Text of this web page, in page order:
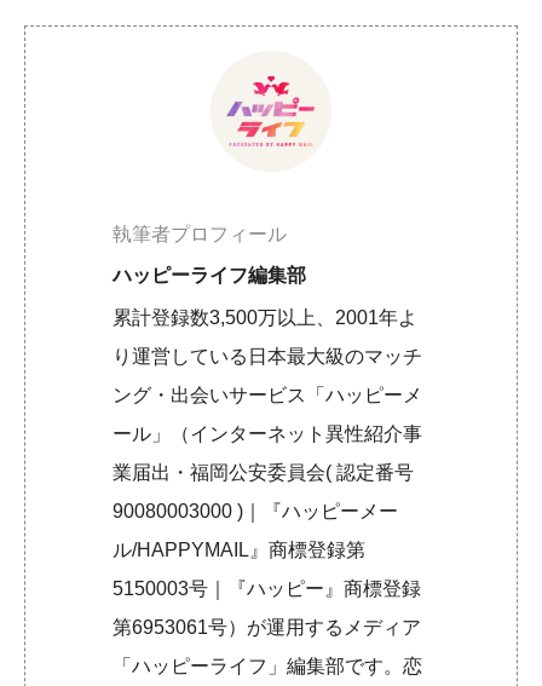
執筆者プロフィール
ハッピーライフ編集部
累計登録数3,500万以上、2001年よ
り運営している日本最大級のマッチ
ング・出会いサービス「ハッピーメ
ール」（インターネット異性紹介事
業届出・福岡公安委員会( 認定番号
90080003000 )｜『ハッピーメー
ル/HAPPYMAIL』商標登録第
5150003号｜『ハッピー』商標登録
第6953061号）が運用するメディア
「ハッピーライフ」編集部です。恋